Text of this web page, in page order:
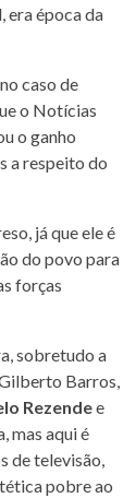
era época da
caso de
o Notícias
o ganho
a respeito do
já que ele é
do povo para
forças
sobretudo a
Barros,
Rezendee
mas aqui é
de televisão,
pobre ao